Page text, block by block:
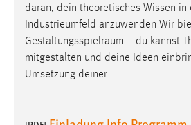
mitgestalten und deine Ideen
Umsetzung deiner
[PDF] Einladung Info Programm
3 Monate
EXTERNE MEDIEN
externen Medien Cookies gesetzt.